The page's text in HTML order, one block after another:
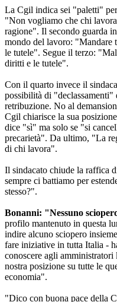
La Cgil indica sei "paletti"
"Non vogliamo che chi lavora
ragione". Il secondo guarda
mondo del lavoro: "Mandare
le tutele". Segue il terzo:
diritti e le tutele".
Con il quarto invece il
possibilità di "declassamenti"
retribuzione. No al
Cgil chiarisce la sua
dice "sì" ma solo se "si
precarietà". Da ultimo, "La
di chi lavora".
Il sindacato chiude la raffica
sempre ci battiamo per
stesso?".
Bonanni: "Nessuno
profilo mantenuto in questa
indire alcuno sciopero
fare iniziative in tutta Italia -
conoscere agli
nostra posizione su tutte le
economia".
"Dico con buona pace della